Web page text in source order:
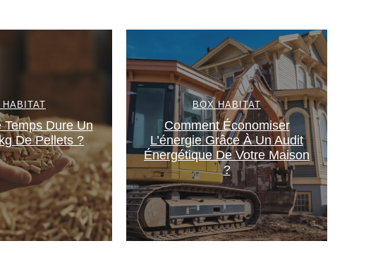
Temps Dure Un
De Pellets ?
BOX HABITAT
Comment Économiser
L’énergie Grâce À Un Audit
Énergétique De Votre Maison
?